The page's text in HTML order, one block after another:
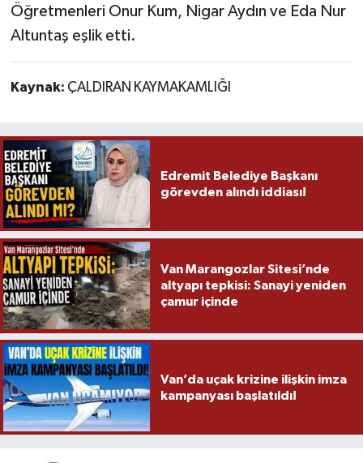
Öğretmenleri Onur Kum, Nigar Aydın ve Eda Nur
Altuntaş eşlik etti.
Kaynak: ÇALDIRAN KAYMAKAMLIĞI
Edremit Belediye Başkanı
görevden alındı iddiası!
Van Marangozlar Sitesi’nde
altyapı tepkisi: Sanayi yeniden
çamur içinde
Van’da uçak krizine ilişkin imza
kampanyası başlatıldı!